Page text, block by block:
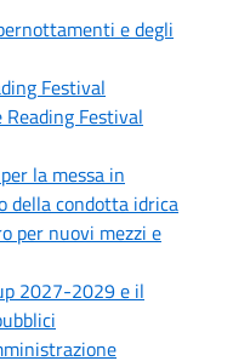
e degli
Festival
Festival
la messa in
della condotta idrica
per nuovi mezzi e
2027-2029 e il